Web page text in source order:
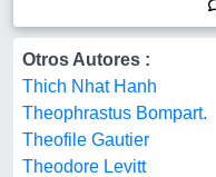
Otros Autores :
Thich Nhat Hanh
Theophrastus Bompart.
Theofile Gautier
Theodore Levitt